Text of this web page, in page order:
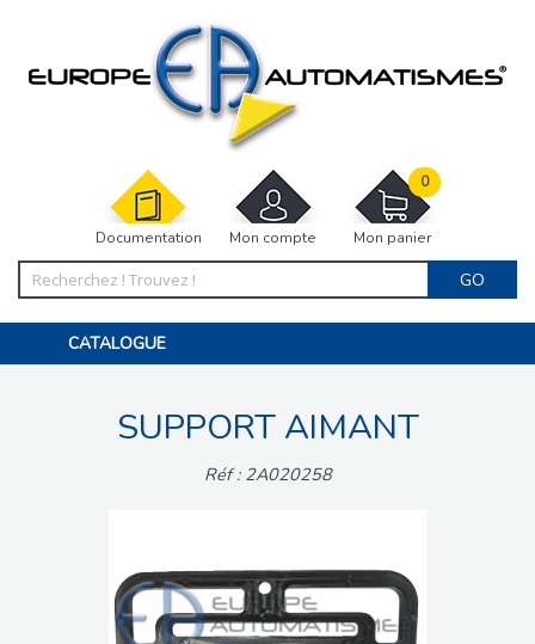
Documentation Mon compte Mon panier
0
GO
CATALOGUE
MOTORISATIONS
ACCESSOIRES ET ELECTRONIQUES
INTERPHONES VISIOPHONES
SUPPORT AIMANT
Réf : 2A020258